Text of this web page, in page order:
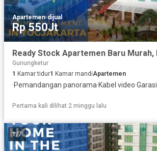
Apartemen·dijual
Rp 550Jt
Gunungketur
1 Kamar tidur1 Kamar mandiApartemen
·Pemandangan panorama·Kabel video·Garasi
Pertama kali dilihat 2 minggu lalu
1/7